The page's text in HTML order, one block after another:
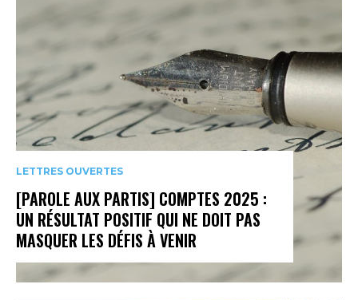
LETTRES OUVERTES
[PAROLE AUX PARTIS] COMPTES 2025 :
UN RÉSULTAT POSITIF QUI NE DOIT PAS
MASQUER LES DÉFIS À VENIR